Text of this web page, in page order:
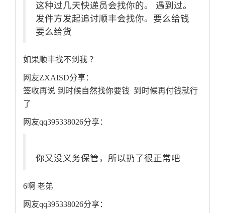
这种过几天快递员会找你的。 遇到过。
发件方发起追讨顺丰会找你。要么给钱
要么给货
如果顺丰找不到我 ？
网友ZXAISD分享：
签收再说 到时候自然找你要钱 到时候再付钱就行
了
网友qq395338026分享：
你又没义务保管，所以扔了很正常吧
6啊 老弟
网友qq395338026分享：